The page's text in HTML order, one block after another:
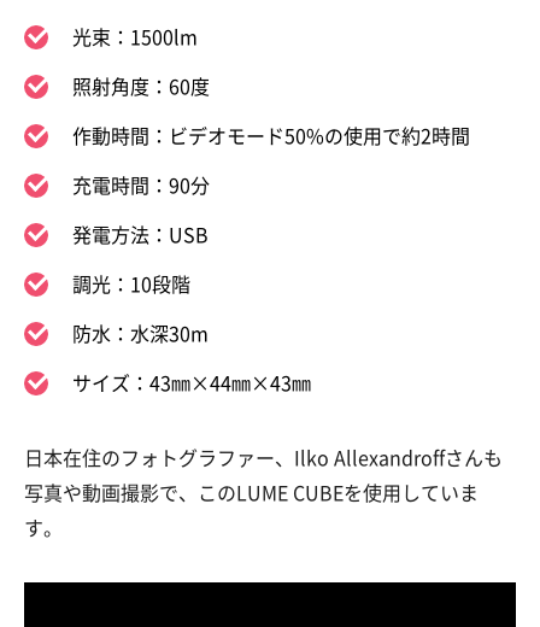
光束：1500lm
照射角度：60度
作動時間：ビデオモード50%の使用で約2時間
充電時間：90分
発電方法：USB
調光：10段階
防水：水深30m
サイズ：43㎜×44㎜×43㎜
日本在住のフォトグラファー、Ilko Allexandroffさんも
写真や動画撮影で、このLUME CUBEを使用していま
す。